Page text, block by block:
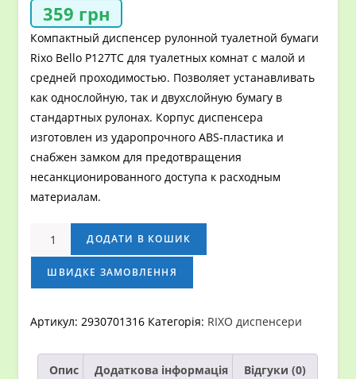
359 грн
Компактный диспенсер рулонной туалетной бумаги
Rixo Bello P127TC для туалетных комнат с малой и
средней проходимостью. Позволяет устанавливать
как однослойную, так и двухслойную бумагу в
стандартных рулонах. Корпус диспенсера
изготовлен из ударопрочного ABS-пластика и
снабжен замком для предотвращения
несанкционированного доступа к расходным
материалам.
Диспенсер
туалетной
бумаги
Rixo
P127TC
кількість
ДОДАТИ В КОШИК
ШВИДКЕ ЗАМОВЛЕННЯ
Артикул:2930701316 Категорія: RIXO диспенсери
Опис Додаткова інформація Відгуки (0)